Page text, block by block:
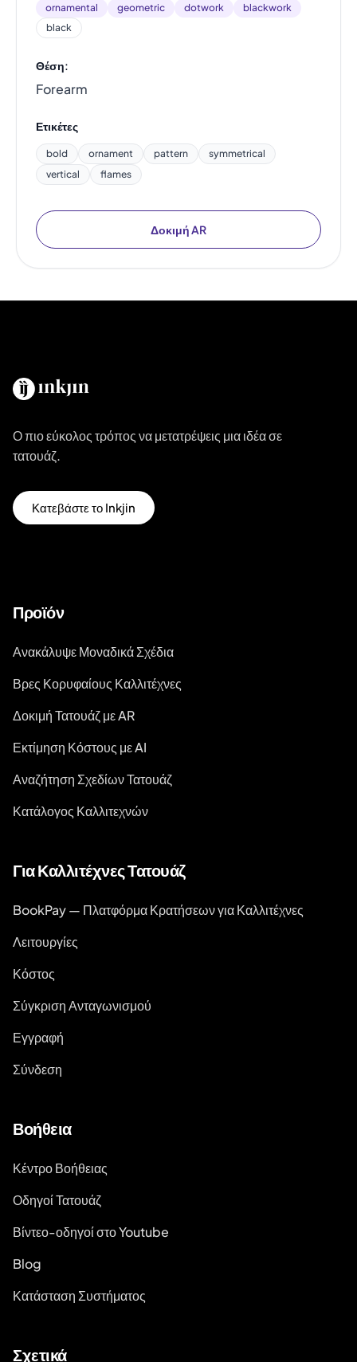
ornamental geometric dotwork
blackwork
black
Θέση:
Forearm
Ετικέτες
bold ornament pattern
symmetrical
vertical
flames
Δοκιμή AR
Ο πιο εύκολος τρόπος να μετατρέψεις μια ιδέα σε
τατουάζ.
Κατεβάστε το Inkjin
Προϊόν
Ανακάλυψε Μοναδικά Σχέδια
Βρες Κορυφαίους Καλλιτέχνες
Δοκιμή Τατουάζ με AR
Εκτίμηση Κόστους με AI
Αναζήτηση Σχεδίων Τατουάζ
Κατάλογος Καλλιτεχνών
Για Καλλιτέχνες Τατουάζ
BookPay — Πλατφόρμα Κρατήσεων για Καλλιτέχνες
Λειτουργίες
Κόστος
Σύγκριση Ανταγωνισμού
Εγγραφή
Σύνδεση
Βοήθεια
Κέντρο Βοήθειας
Οδηγοί Τατουάζ
Βίντεο-οδηγοί στο Youtube
Blog
Κατάσταση Συστήματος
Σχετικά